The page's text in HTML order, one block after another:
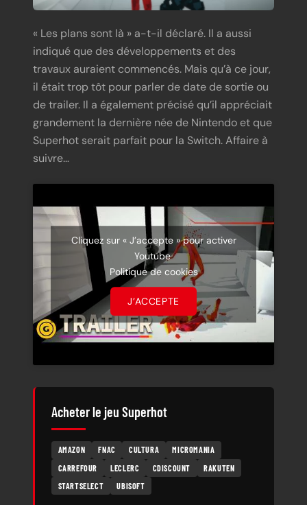
« Les plans sont là » a-t-il déclaré. Il a aussi
indiqué que des développements et des
travaux auraient commencés. Mais qu’à ce jour,
il était trop tôt pour parler de date de sortie ou
de trailer. Il a également précisé qu’il appréciait
grandement la dernière née de Nintendo et que
Superhot serait parfait pour la Switch. Affaire à
suivre…
Cliquez sur « J’accepte » pour activer
Youtube
Politique de cookies
J’ACCEPTE
Acheter le jeu Superhot
AMAZON FNAC CULTURA
MICROMANIA
CARREFOUR
LECLERC CDISCOUNT
RAKUTEN
STARTSELECT
UBISOFT